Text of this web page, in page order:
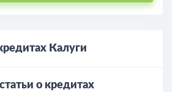
Калуги
о кредитах